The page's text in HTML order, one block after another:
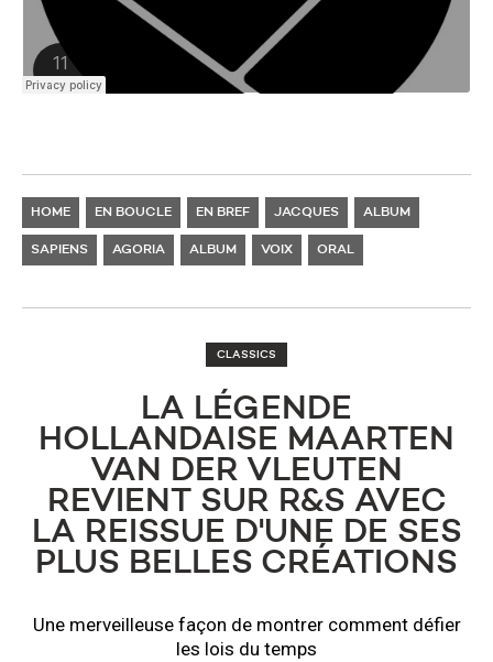
HOME EN BOUCLE EN BREF JACQUES ALBUM
SAPIENS AGORIA ALBUM VOIX ORAL
CLASSICS
LA LÉGENDE
HOLLANDAISE MAARTEN
VAN DER VLEUTEN
REVIENT SUR R&S AVEC
LA REISSUE D'UNE DE SES
PLUS BELLES CRÉATIONS
Une merveilleuse façon de montrer comment défier
les lois du temps